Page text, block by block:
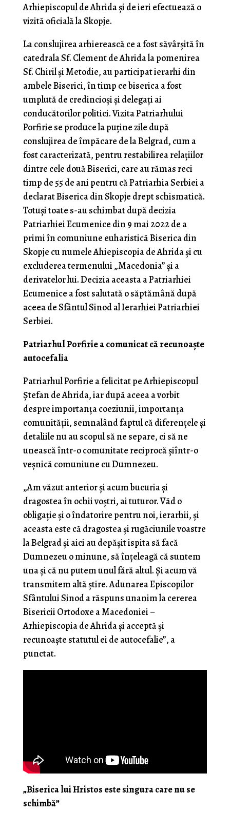
Arhiepiscopul de Ahrida și de ieri efectuează o
vizită oficială la Skopje.
La conslujirea arhierească ce a fost săvârșită în
catedrala Sf. Clement de Ahrida la pomenirea
Sf. Chiril și Metodie, au participat ierarhi din
ambele Biserici, în timp ce biserica a fost
umplută de credincioși și delegați ai
conducătorilor politici. Vizita Patriarhului
Porfirie se produce la puține zile după
conslujirea de împăcare de la Belgrad, cum a
fost caracterizată, pentru restabilirea relațiilor
dintre cele două Biserici, care au rămas reci
timp de 55 de ani pentru că Patriarhia Serbiei a
declarat Biserica din Skopje drept schismatică.
Totuși toate s-au schimbat după decizia
Patriarhiei Ecumenice din 9 mai 2022 de a
primi în comuniune euharistică Biserica din
Skopje cu numele Ahiepiscopia de Ahrida și cu
excluderea termenului „Macedonia” și a
derivatelor lui. Decizia aceasta a Patriarhiei
Ecumenice a fost salutată o săptămână după
aceea de Sfântul Sinod al Ierarhiei Patriarhiei
Serbiei.
Patriarhul Porfirie a comunicat că recunoaște
autocefalia
Patriarhul Porfirie a felicitat pe Arhiepiscopul
Ștefan de Ahrida, iar după aceea a vorbit
despre importanța coeziunii, importanța
comunității, semnalând faptul că diferențele și
detaliile nu au scopul să ne separe, ci să ne
unească într-o comunitate reciprocă șiîntr-o
veșnică comuniune cu Dumnezeu.
„Am văzut anterior și acum bucuria și
dragostea în ochii voștri, ai tuturor. Văd o
obligație și o îndatorire pentru noi, ierarhii, și
aceasta este că dragostea și rugăciunile voastre
la Belgrad și aici au depășit ispita să facă
Dumnezeu o minune, să înțeleagă că suntem
una și că nu putem unul fără altul. Și acum vă
transmitem altă știre. Adunarea Episcopilor
Sfântului Sinod a răspuns unanim la cererea
Bisericii Ortodoxe a Macedoniei –
Arhiepiscopia de Ahrida și acceptă și
recunoaște statutul ei de autocefalie”, a
punctat.
„Biserica lui Hristos este singura care nu se
schimbă”